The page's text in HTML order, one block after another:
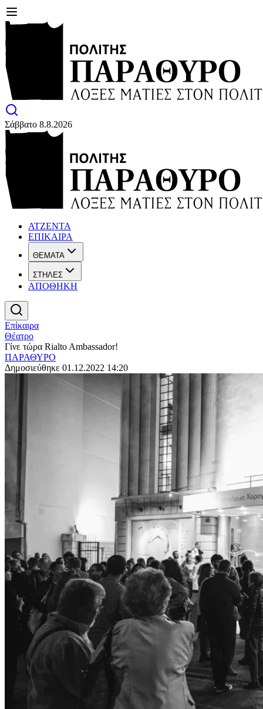
Σάββατο 8.8.2026
ΑΤΖΕΝΤΑ
ΕΠΙΚΑΙΡΑ
ΘΕΜΑΤΑ
ΣΤΗΛΕΣ
ΑΠΟΘΗΚΗ
Επίκαιρα
Θέατρο
Γίνε τώρα Rialto Ambassador!
ΠΑΡΑΘΥΡΟ
Δημοσιεύθηκε 01.12.2022 14:20